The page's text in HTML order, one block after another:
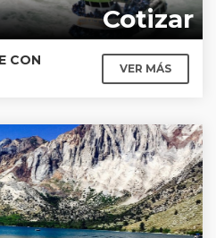
Cotizar
CON
VER MÁS